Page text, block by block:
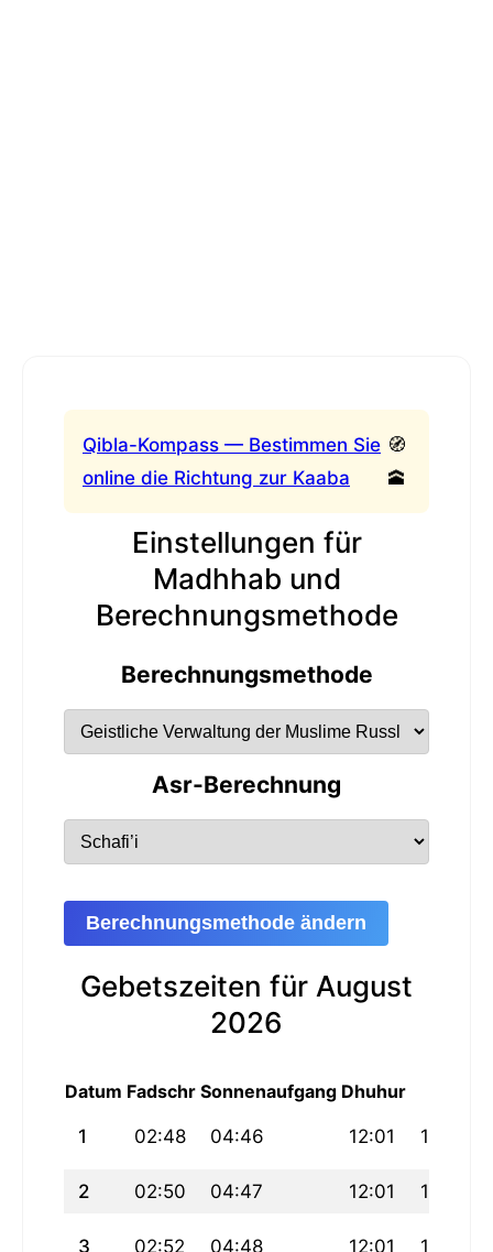
Qibla-Kompass — Bestimmen Sie
online die Richtung zur Kaaba
🧭
🕋
Einstellungen für
Madhhab und
Berechnungsmethode
Berechnungsmethode
Asr-Berechnung
Berechnungsmethode ändern
Gebetszeiten für August
2026
Datum Fadschr Sonnenaufgang Dhuhur
1 02:48 04:46 12:01 15:59
2 02:50 04:47 12:01 15:58
3 02:52 04:48 12:01 15:58